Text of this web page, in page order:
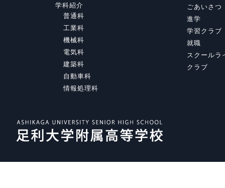
学科紹介
普通科
工業科
機械科
電気科
建築科
自動車科
情報処理科
ごあいさつ
進学
学習クラブ
就職
スクールラ
クラブ